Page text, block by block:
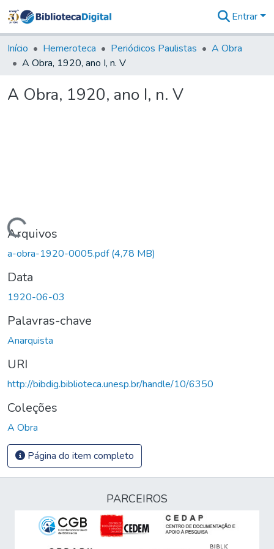
&
Coleções
Tudo na
Digital
Entrar
Início Hemeroteca Periódicos Paulistas
A Obra
A Obra, 1920, ano I, n. V
A Obra, 1920, ano I, n. V
Carregando...
Arquivos
a-obra-1920-0005.pdf(4,78 MB)
Data
1920-06-03
Palavras-chave
Anarquista
URI
http://bibdig.biblioteca.unesp.br/handle/10/6350
Coleções
A Obra
Página do item completo
PARCEIROS